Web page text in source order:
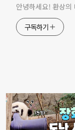
안녕하세요! 환상의
구독하기